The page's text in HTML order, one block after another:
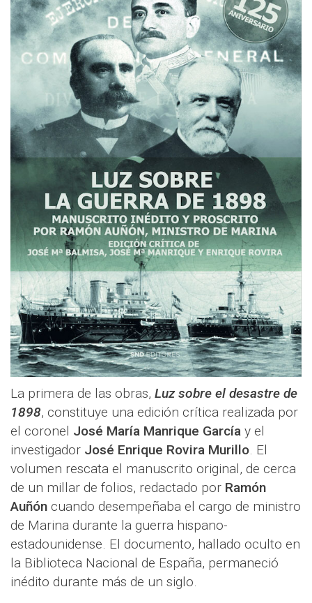
La primera de las obras, Luz sobre el desastre de
1898, constituye una edición crítica realizada por
el coronel José María Manrique García y el
investigador José Enrique Rovira Murillo. El
volumen rescata el manuscrito original, de cerca
de un millar de folios, redactado por Ramón
Auñón cuando desempeñaba el cargo de ministro
de Marina durante la guerra hispano-
estadounidense. El documento, hallado oculto en
la Biblioteca Nacional de España, permaneció
inédito durante más de un siglo.